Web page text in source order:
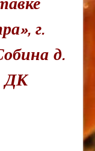
г.
д.
ДК